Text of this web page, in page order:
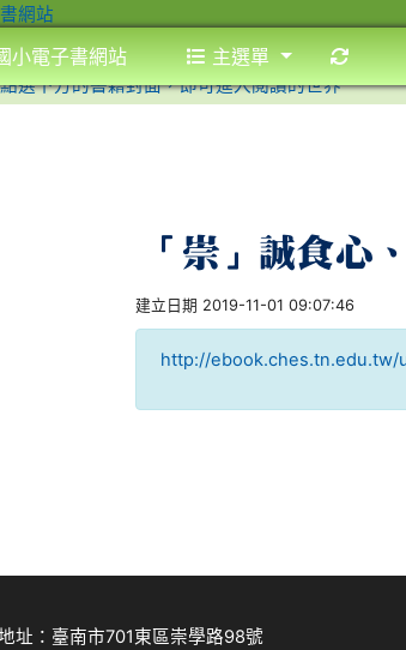
小電子書網站 主選單 重新
食心、「學」心食力
「崇」誠食心
建立日期 2019-11-01 09:07:46
http://ebook.ches.tn.edu.tw/
址：臺南市701東區崇學路98號